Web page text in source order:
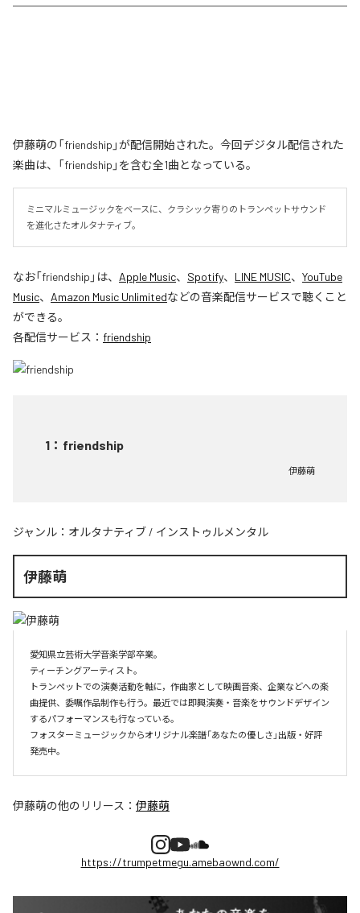
伊藤萌の「friendship」が配信開始された。今回デジタル配信された
楽曲は、「friendship」を含む全1曲となっている。
ミニマルミュージックをベースに、クラシック寄りのトランペットサウンド
を進化さたオルタナティブ。
なお「friendship 」は、 Apple Music、 Spotify、 LINE MUSIC、 YouTube
Music、 Amazon Music Unlimitedなどの音楽配信サービスで聴くこと
ができる。
各配信サービス： friendship
1 ： friendship
伊藤萌
ジャンル： オルタナティブ / インストゥルメンタル
伊藤萌
愛知県立芸術大学音楽学部卒業。
ティーチングアーティスト。
トランペットでの演奏活動を軸に，作曲家として映画音楽、企業などへの楽
曲提供、委嘱作品制作も行う。最近では即興演奏・音楽をサウンドデザイン
するパフォーマンスも行なっている。
フォスターミュージックからオリジナル楽譜「あなたの優しさ」出版・好評
伊藤萌の他のリリース： 伊藤萌
https://trumpetmegu.amebaownd.com/